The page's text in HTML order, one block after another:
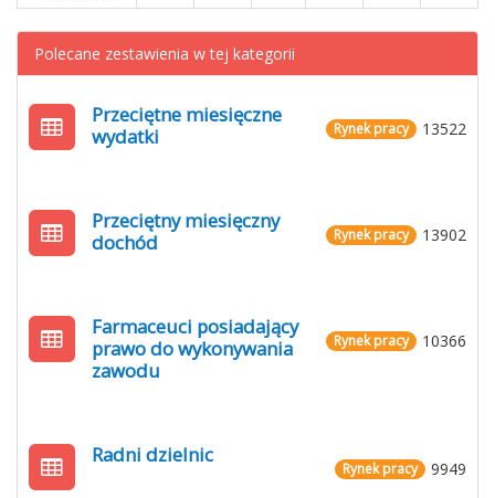
Polecane zestawienia w tej kategorii
13522
Rynek pracy
Przeciętne miesięczne
wydatki
13902
Rynek pracy
Przeciętny miesięczny
dochód
10366
Rynek pracy
Farmaceuci posiadający
prawo do wykonywania
zawodu
9949
Rynek pracy
Radni dzielnic